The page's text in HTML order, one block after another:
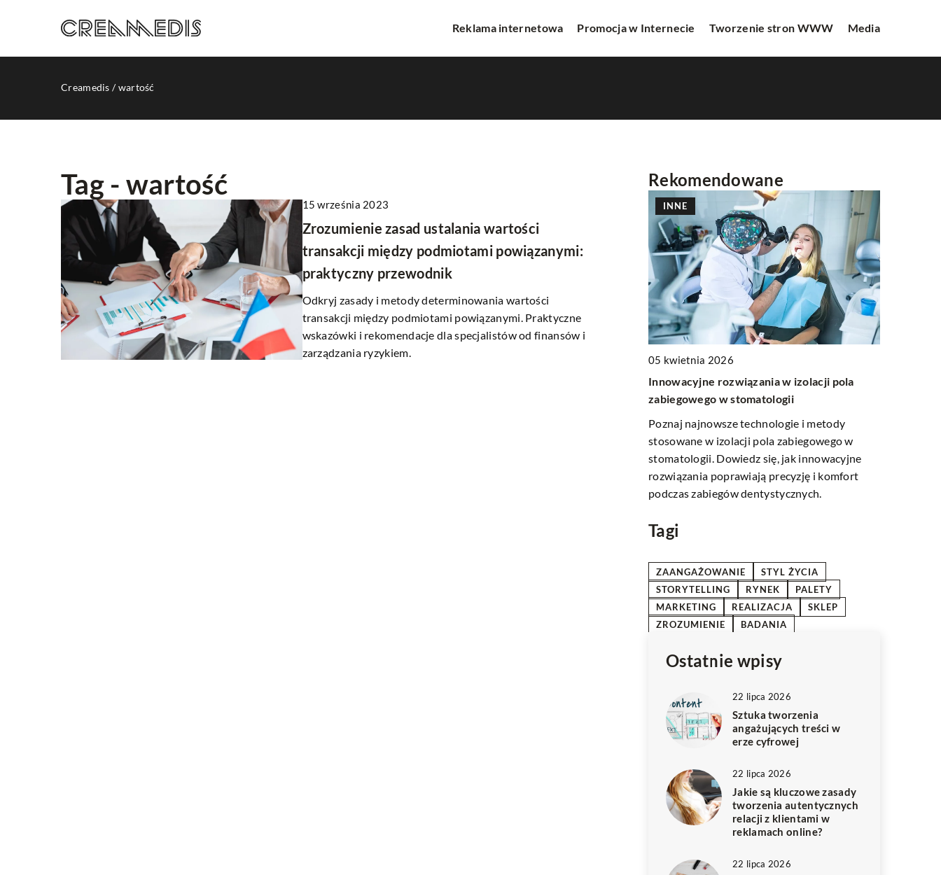
Reklama internetowa Promocja w Internecie Tworzenie stron WWW Media
Creamedis /wartość
Tag - wartość
15 września 2023
Zrozumienie zasad ustalania wartości
transakcji między podmiotami powiązanymi:
praktyczny przewodnik
Odkryj zasady i metody determinowania wartości
transakcji między podmiotami powiązanymi. Praktyczne
wskazówki i rekomendacje dla specjalistów od finansów i
zarządzania ryzykiem.
Rekomendowane
REKLAMA INTERNETOWA
11 listopada 2025
INNE
05 kwietnia 2026
Innowacyjne rozwiązania w izolacji pola
zabiegowego w stomatologii
Poznaj najnowsze technologie i metody
stosowane w izolacji pola zabiegowego w
stomatologii. Dowiedz się, jak innowacyjne
rozwiązania poprawiają precyzję i komfort
podczas zabiegów dentystycznych.
Tagi
ZAANGAŻOWANIE
STYL ŻYCIA
STORYTELLING
RYNEK
PALETY
MARKETING
REALIZACJA
SKLEP
ZROZUMIENIE
BADANIA
Ostatnie wpisy
22 lipca 2026
Sztuka tworzenia
angażujących treści w
erze cyfrowej
22 lipca 2026
Jakie są kluczowe zasady
tworzenia autentycznych
relacji z klientami w
reklamach online?
22 lipca 2026